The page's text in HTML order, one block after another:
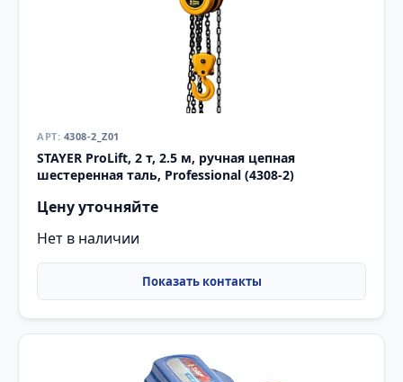
4308-2_Z01
STAYER ProLift, 2 т, 2.5 м, ручная цепная
шестеренная таль, Professional (4308-2)
Цену уточняйте
Нет в наличии